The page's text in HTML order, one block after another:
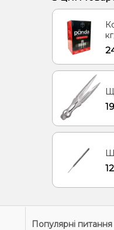
Грейпфрут,
Жуйка
Лаванда,
Популярні питання